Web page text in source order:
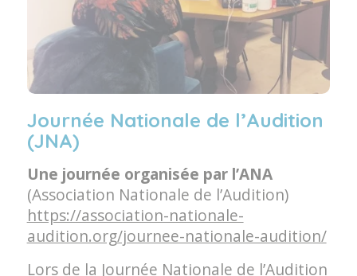
Journée Nationale de l’Audition
(JNA)
Une journée organisée par l’ANA
(Association Nationale de l’Audition)
https://association-nationale-
audition.org/journee-nationale-audition/
Lors de la Journée Nationale de l’Audition